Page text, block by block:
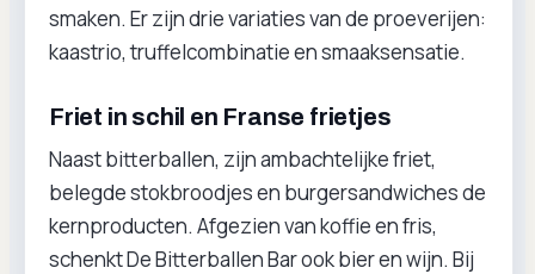
smaken. Er zijn drie variaties van de proeverijen:
kaastrio, truffelcombinatie en smaaksensatie.
Friet in schil en Franse frietjes
Naast bitterballen, zijn ambachtelijke friet,
belegde stokbroodjes en burgersandwiches de
kernproducten. Afgezien van koffie en fris,
schenkt De Bitterballen Bar ook bier en wijn. Bij